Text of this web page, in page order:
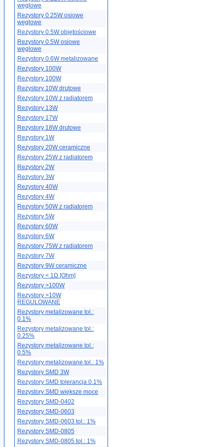
węglowe
Rezystory 0.25W osiowe
węglowe
Rezystory 0.5W objętościowe
Rezystory 0.5W osiowe
węglowe
Rezystory 0.6W metalizowane
Rezystory 100W
Rezystory 100W
Rezystory 10W drutowe
Rezystory 10W z radiatorem
Rezystory 13W
Rezystory 17W
Rezystory 18W drutowe
Rezystory 1W
Rezystory 20W ceramiczne
Rezystory 25W z radiatorem
Rezystory 2W
Rezystory 3W
Rezystory 40W
Rezystory 4W
Rezystory 50W z radiatorem
Rezystory 5W
Rezystory 60W
Rezystory 6W
Rezystory 75W z radiatorem
Rezystory 7W
Rezystory 9W ceramiczne
Rezystory < 1Ω [Ohm]
Rezystory >100W
Rezystory >10W
REGULOWANE
Rezystory metalizowane tol.:
0.1%
Rezystory metalizowane tol.:
0.25%
Rezystory metalizowane tol.:
0.5%
Rezystory metalizowane tol.: 1%
Rezystory SMD 3W
Rezystory SMD tolerancja 0.1%
Rezystory SMD większe moce
Rezystory SMD-0402
Rezystory SMD-0603
Rezystory SMD-0603 tol.: 1%
Rezystory SMD-0805
Rezystory SMD-0805 tol.: 1%